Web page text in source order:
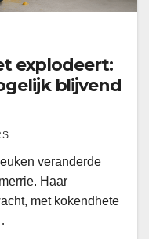
explodeert:
blijvend
veranderde
Haar
met kokendhete